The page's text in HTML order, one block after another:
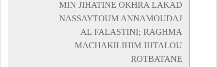
MIN JIHATINE OKHRA LAKAD
NASSAYTOUM ANNAMOUDAJ
AL FALASTINI; RAGHMA
MACHAKILIHIM IHTALOU
ROTBATANE